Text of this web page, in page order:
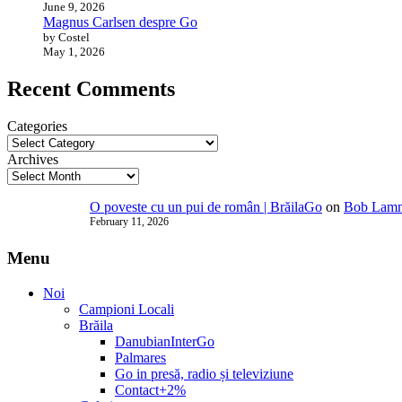
June 9, 2026
Magnus Carlsen despre Go
by Costel
May 1, 2026
Recent Comments
Categories
Archives
O poveste cu un pui de român | BrăilaGo on Bob
February 11, 2026
Menu
Noi
Campioni Locali
Brăila
DanubianInterGo
Palmares
Go in presă, radio și televiziune
Contact+2%